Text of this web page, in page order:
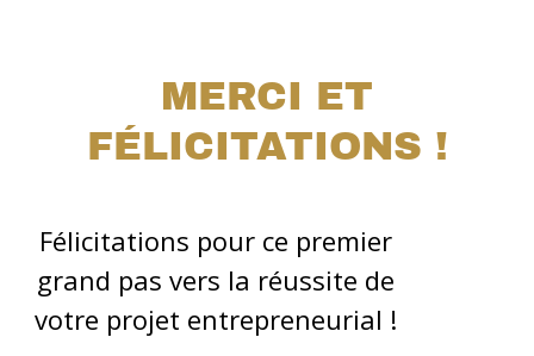
MERCI ET
FÉLICITATIONS !
Félicitations pour ce premier
grand pas vers la réussite de
votre projet entrepreneurial !